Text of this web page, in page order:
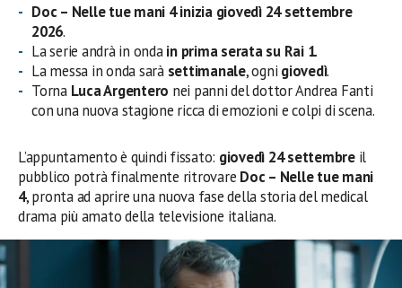
Doc – Nelle tue mani 4 inizia giovedì 24 settembre
2026.
La serie andrà in ondain prima serata su Rai 1.
La messa in onda sarà settimanale, ogni giovedì.
Torna Luca Argentero nei panni del dottor Andrea Fanti
con una nuova stagione ricca di emozioni e colpi di scena.
L’appuntamento è quindi fissato: giovedì 24 settembreil
pubblico potrà finalmente ritrovare Doc – Nelle tue mani
4, pronta ad aprire una nuova fase della storia del medical
drama più amato della televisione italiana.